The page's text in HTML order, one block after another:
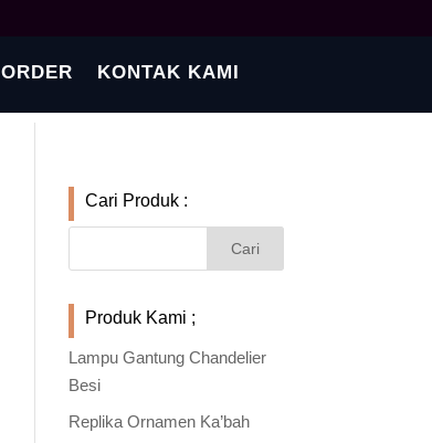
ORDER KONTAK KAMI
Cari Produk :
Produk Kami ;
Lampu Gantung Chandelier
Besi
Replika Ornamen Ka’bah